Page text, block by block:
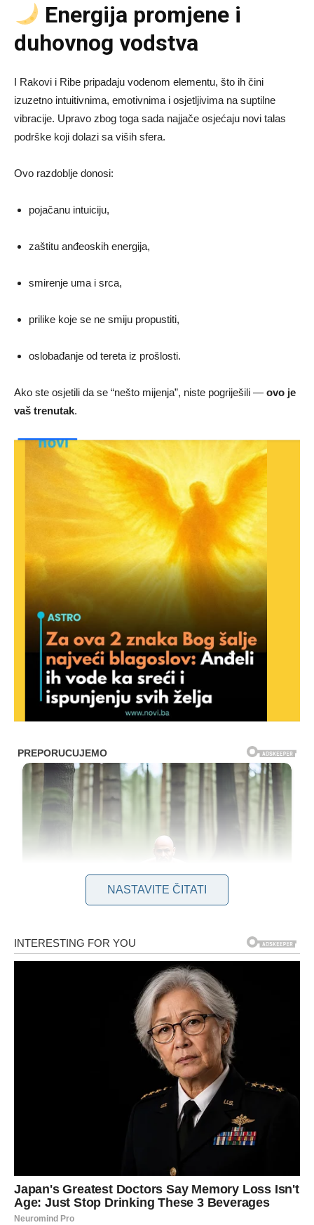
Energija promjene i
duhovnog vodstva
I Rakovi i Ribe pripadaju vodenom elementu, što ih čini
izuzetno intuitivnima, emotivnima i osjetljivima na suptilne
vibracije. Upravo zbog toga sada najjače osjećaju novi talas
podrške koji dolazi sa viših sfera.
Ovo razdoblje donosi:
pojačanu intuiciju,
zaštitu anđeoskih energija,
smirenje uma i srca,
prilike koje se ne smiju propustiti,
oslobađanje od tereta iz prošlosti.
Ako ste osjetili da se “nešto mijenja”, niste pogriješili — ovo je
vaš trenutak.
NASTAVITE ČITATI